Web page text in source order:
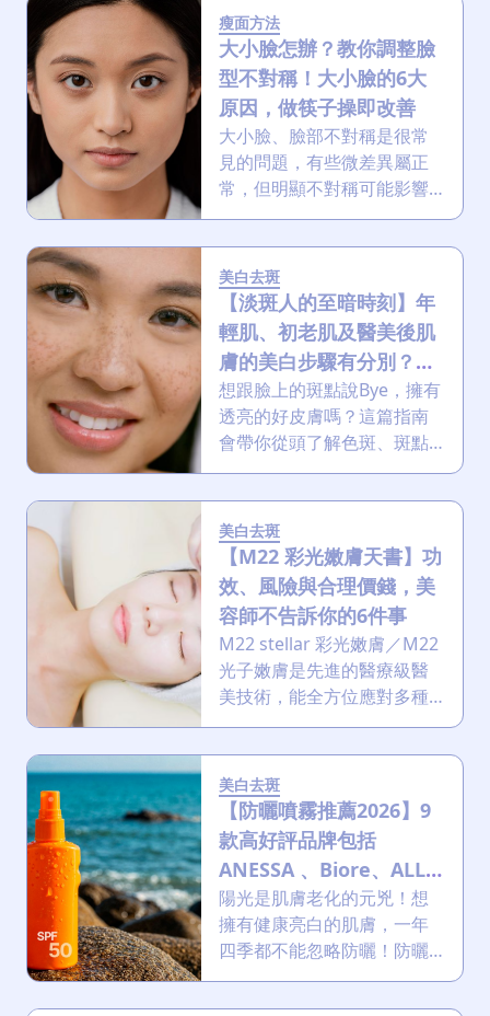
型眼袋效果有限。眼袋手術
能從根本上移除多餘脂肪與
鬆弛眼皮，來讓我們看看割
眼袋手術的利弊吧！
瘦面方法
大小臉怎辦？教你調整臉
型不對稱！大小臉的6大
原因，做筷子操即改善
大小臉、臉部不對稱是很常
見的問題，有些微差異屬正
常，但明顯不對稱可能影響
顏值，讓你歪嘴又歪鼻！即
看大小臉的6大成因，用4個
簡單測試自測你的左右臉對
不對稱，還教你改善大小臉
的方法。
美白去斑
【淡斑人的至暗時刻】年
輕肌、初老肌及醫美後肌
膚的美白步驟有分別？做
錯隨時毀容！
想跟臉上的斑點說Bye，擁有
透亮的好皮膚嗎？這篇指南
會帶你從頭了解色斑、斑點
是怎麼來的，還有哪些超實
用的淡斑方法。從選對適合
自己的美白產品、養成日常
的好習慣，到尋求醫生的專
業建議，一步步教你怎麼擺
脫煩人的色斑！
美白去斑
【M22 彩光嫩膚天書】功
效、風險與合理價錢，美
容師不告訴你的6件事
M22 stellar 彩光嫩膚／M22
光子嫩膚是先進的醫療級醫
美技術，能全方位應對多種
肌膚問題，在香港醫美界備
受推崇。它憑藉高安全性與
顯著療效，成為許多人追求
完美肌膚的首選。本文將深
入探討M22的原理、功效、
適用人群與風險！
美白去斑
【防曬噴霧推薦2026】9
款高好評品牌包括
ANESSA 、Biore、ALLIE
等成分大比拼＋正確用法
陽光是肌膚老化的元兇！想
擁有健康亮白的肌膚，一年
四季都不能忽略防曬！防曬
噴霧方便又清爽，可方便對
付香港的炎夏，因此愈來愈